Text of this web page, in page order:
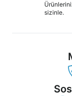
sizinle.